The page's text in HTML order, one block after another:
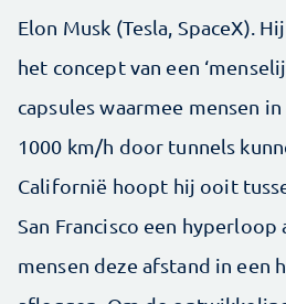
Elon Musk (Tesla, SpaceX).
het concept van een
capsules waarmee mensen
1000 km/h door tunnels
Californië hoopt hij ooit
San Francisco een hyperloop
mensen deze afstand in een